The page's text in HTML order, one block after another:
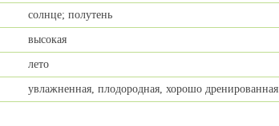
солнце; полутень
высокая
лето
увлажненная, плодородная, хорошо дренированная